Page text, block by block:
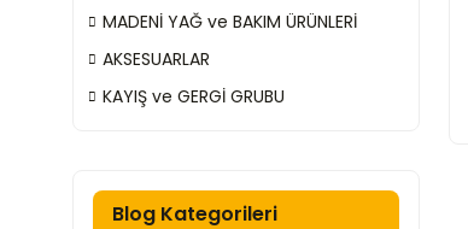
MADENİ YAĞ ve BAKIM ÜRÜNLERİ
AKSESUARLAR
KAYIŞ ve GERGİ GRUBU
Blog Kategorileri